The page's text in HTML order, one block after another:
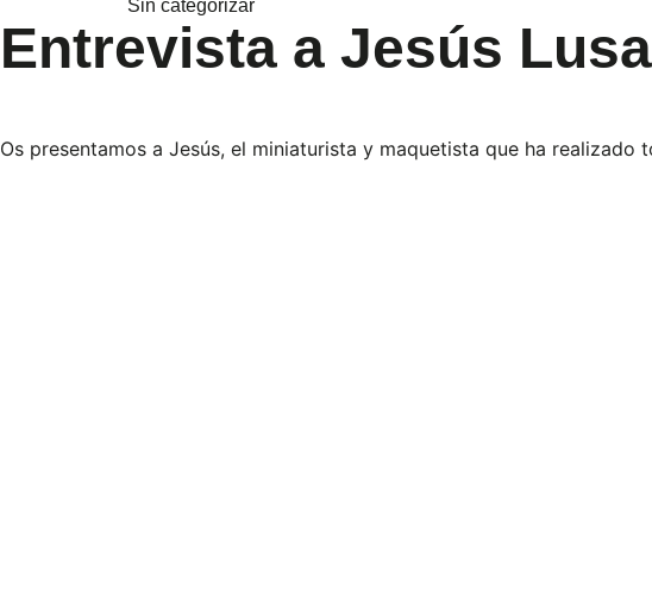
Sin categorizar
Entrevista a Jesús
Os presentamos a Jesús, el miniaturista y maquetista que ha realizado